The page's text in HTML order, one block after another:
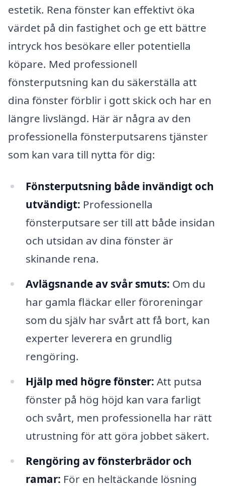
estetik. Rena fönster kan effektivt öka
värdet på din fastighet och ge ett bättre
intryck hos besökare eller potentiella
köpare. Med professionell
fönsterputsning kan du säkerställa att
dina fönster förblir i gott skick och har en
längre livslängd. Här är några av den
professionella fönsterputsarens tjänster
som kan vara till nytta för dig:
Fönsterputsning både invändigt och
utvändigt: Professionella
fönsterputsare ser till att både insidan
och utsidan av dina fönster är
skinande rena.
Avlägsnande av svår smuts: Om du
har gamla fläckar eller föroreningar
som du själv har svårt att få bort, kan
experter leverera en grundlig
rengöring.
Hjälp med högre fönster: Att putsa
fönster på hög höjd kan vara farligt
och svårt, men professionella har rätt
utrustning för att göra jobbet säkert.
Rengöring av fönsterbrädor och
ramar: För en heltäckande lösning